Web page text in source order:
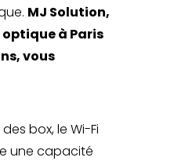
MJ Solution,
à Paris
vous
box, le Wi-Fi
une capacité